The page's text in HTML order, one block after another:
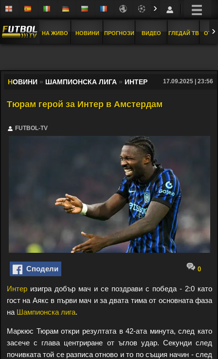
›
НА ЖИВО НОВИНИ ПРОГНОЗИ ВИДЕО ГЛЕДАЙ ТВ ›
НОВИНИ » ШАМПИОНСКА ЛИГА » ИНТЕР 17.09.2025 | 23:56
Тюрам герой за Интер в Амстердам
FUTBOL-TV
Сподели 0
Интер изигра добър мач и се поздрави с победа - 2:0 като
гост на Аякс в първи мач и за двата тима от основната фаза
на Шампионска лига.
Маркюс Тюрам откри резултата в 42-ата минута, след като
засече с глава центриране от ъглов удар. Секунди след
почивката той се разписа отново и то по същия начин - след